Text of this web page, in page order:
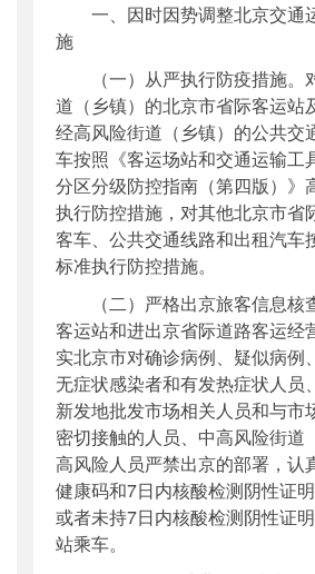
一、因时因势调整北京交通
施
（一）从严执行防疫措施。
道（乡镇）的北京市省际客运站
经高风险街道（乡镇）的公共交
车按照《客运场站和交通运输工
分区分级防控指南（第四版）》
执行防控措施，对其他北京市省
客车、公共交通线路和出租汽车
标准执行防控措施。
（二）严格出京旅客信息核
客运站和进出京省际道路客运经
实北京市对确诊病例、疑似病例
无症状感染者和有发热症状人员
新发地批发市场相关人员和与市
密切接触的人员、中高风险街道
高风险人员严禁出京的部署，认
健康码和7日内核酸检测阴性证
或者未持7日内核酸检测阴性证
站乘车。